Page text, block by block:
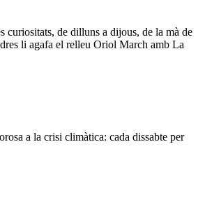
curiositats, de dilluns a dijous, de la mà de
li agafa el relleu Oriol March amb La
a la crisi climàtica: cada dissabte per